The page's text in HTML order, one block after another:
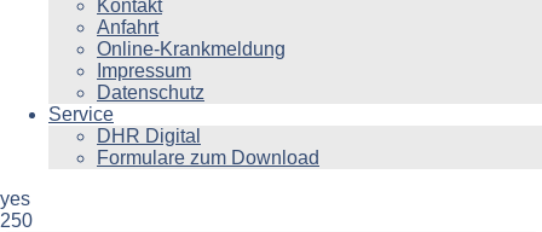
Kontakt
Anfahrt
Online-Krankmeldung
Impressum
Datenschutz
Service
DHR Digital
Formulare zum Download
yes
250